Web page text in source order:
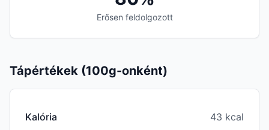
Erősen feldolgozott
Tápértékek (100g-onként)
Kalória 43 kcal